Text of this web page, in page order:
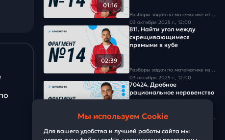
01:16
Разборы задач по математике из базы Школково
03 октября 2025 г., 12:00
02:39
811. Найти угол между
скрещивающимеся
прямыми в кубе
Разборы задач по математике из базы Школково
03 октября 2025 г., 12:00
03:24
70424. Дробное
рациональное неравенство
Разборы задач по математике из базы Школково
836. Квадратное
Мы используем Cookie
Для вашего удобства и лучшей работы сайта мы